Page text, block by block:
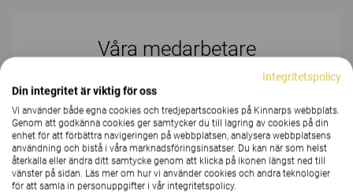
Våra medarbetare
T.f. Säljledare
0480-47 60 63
Skicka email
Integritetspolicy
Din integritet är viktig för oss
Vi använder både egna cookies och tredjepartscookies på Kinnarps webbplats.
Genom att godkänna cookies ger samtycker du till lagring av cookies på din
enhet för att förbättra navigeringen på webbplatsen, analysera webbplatsens
användning och bistå i våra marknadsföringsinsatser. Du kan när som helst
återkalla eller ändra ditt samtycke genom att klicka på ikonen längst ned till
vänster på sidan. Läs mer om hur vi använder cookies och andra teknologier
för att samla in personuppgifter i vår integritetspolicy.